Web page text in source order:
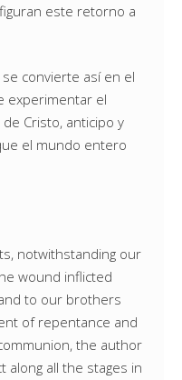
este retorno a
convierte así en el
experimentar el
Cristo, anticipo y
el mundo entero
notwithstanding our
wound inflicted
to our brothers
of repentance and
the author
along all the stages in